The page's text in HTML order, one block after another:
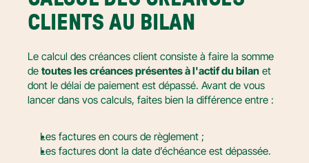
CLIENTS AU BILAN
Le calcul des créances client consiste à faire la somme
de toutes les créances présentes à l'actif du bilan et
dont le délai de paiement est dépassé. Avant de vous
lancer dans vos calculs, faites bien la différence entre :
Les factures en cours de règlement ;
Les factures dont la date d’échéance est dépassée.